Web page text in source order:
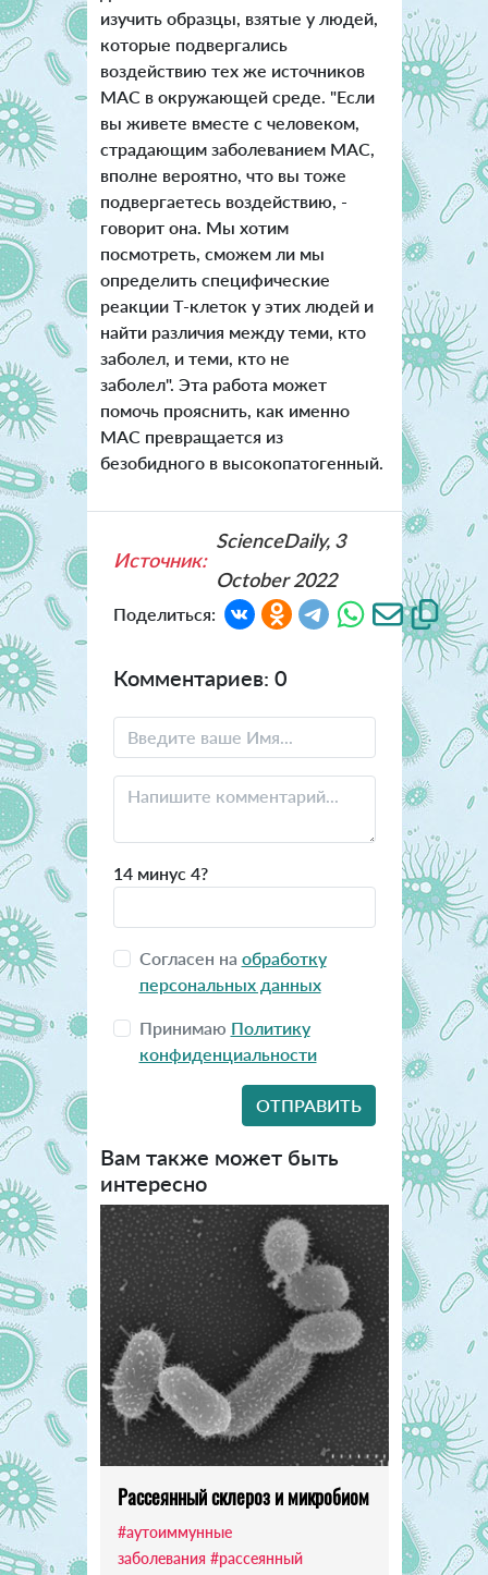
изучить образцы, взятые у людей,
которые подвергались
воздействию тех же источников
MAC в окружающей среде. "Если
вы живете вместе с человеком,
страдающим заболеванием MAC,
вполне вероятно, что вы тоже
подвергаетесь воздействию, -
говорит она. Мы хотим
посмотреть, сможем ли мы
определить специфические
реакции Т-клеток у этих людей и
найти различия между теми, кто
заболел, и теми, кто не
заболел". Эта работа может
помочь прояснить, как именно
MAC превращается из
безобидного в высокопатогенный.
Источник:
ScienceDaily, 3
October 2022
Поделиться:
Комментариев: 0
14 минус 4?
Согласен на обработку
персональных данных
Принимаю Политику
конфиденциальности
Вам также может быть
интересно
Рассеянный склероз и микробиом
#аутоиммунные
заболевания #рассеянный